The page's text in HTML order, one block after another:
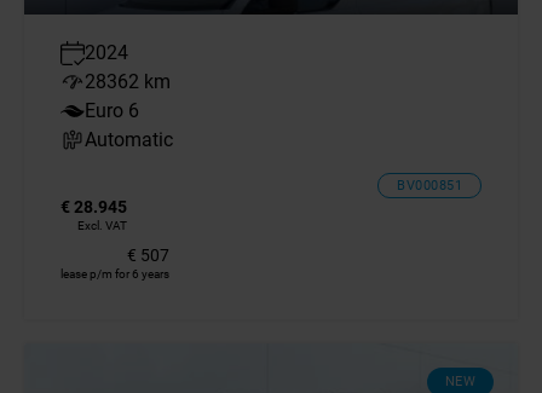
2024
28362 km
Euro 6
Automatic
BV000851
€ 28.945
Excl. VAT
€ 507
lease p/m for 6 years
NEW